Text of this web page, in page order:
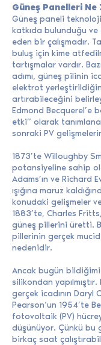
Güneş Panelleri
Güneş paneli
katkıda bulunduğu
eden bir çalışmadır.
buluş için kime
tartışmalar vardır.
adımı, güneş pilinin
elektrot
artırabileceğini
Edmond Becquerel’e
etki” olarak
sonraki PV
1873’te Willoughby
potansiyeline sahip
Adams’ın ve Richard
ışığına maruz
konudaki gelişmeler
1883’te, Charles
güneş pillerini üretti.
pillerinin gerçek
nedenidir.
Ancak bugün
silikondan
gerçek icadının Daryl
Pearson‘un 1954’te
fotovoltaik (PV)
düşünüyor. Çünkü bu
birkaç saat